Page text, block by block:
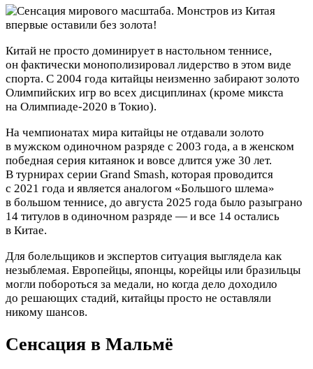
Китай не просто доминирует в настольном теннисе,
он фактически монополизировал лидерство в этом виде
спорта. С 2004 года китайцы неизменно забирают золото
Олимпийских игр во всех дисциплинах (кроме микста
на Олимпиаде-2020 в Токио).
На чемпионатах мира китайцы не отдавали золото
в мужском одиночном разряде с 2003 года, а в женском
победная серия китаянок и вовсе длится уже 30 лет.
В турнирах серии Grand Smash, которая проводится
с 2021 года и является аналогом «Большого шлема»
в большом теннисе, до августа 2025 года было разыграно
14 титулов в одиночном разряде — и все 14 остались
в Китае.
Для болельщиков и экспертов ситуация выглядела как
незыблемая. Европейцы, японцы, корейцы или бразильцы
могли побороться за медали, но когда дело доходило
до решающих стадий, китайцы просто не оставляли
никому шансов.
Сенсация в Мальмё